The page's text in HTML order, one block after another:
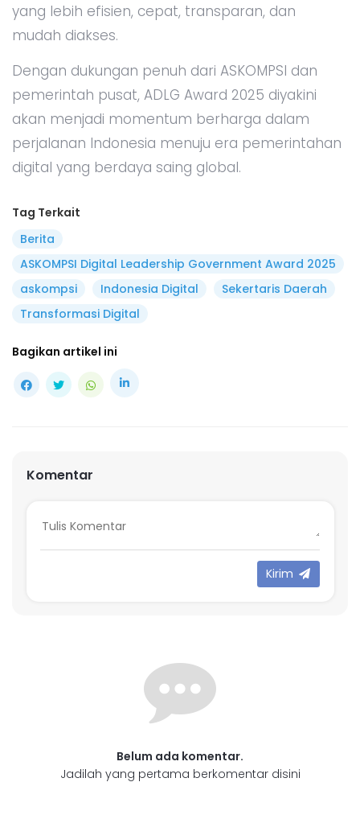
yang lebih efisien, cepat, transparan, dan
mudah diakses.
Dengan dukungan penuh dari ASKOMPSI dan
pemerintah pusat, ADLG Award 2025 diyakini
akan menjadi momentum berharga dalam
perjalanan Indonesia menuju era pemerintahan
digital yang berdaya saing global.
Tag Terkait
Berita
ASKOMPSI Digital Leadership Government Award 2025
askompsi
Indonesia Digital
Sekertaris Daerah
Transformasi Digital
Bagikan artikel ini
Komentar
Kirim
Belum ada komentar.
Jadilah yang pertama berkomentar disini